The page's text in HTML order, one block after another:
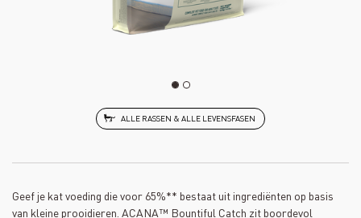
ALLE RASSEN & ALLE LEVENSFASEN
Geef je kat voeding die voor 65%** bestaat uit ingrediënten op basis
van kleine prooidieren. ACANA™ Bountiful Catch zit boordevol